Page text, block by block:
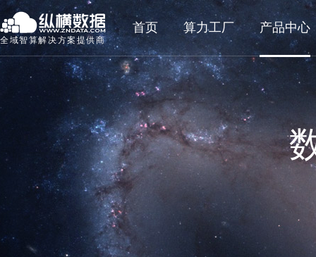
全域智算解决方案提供商
首页 算力工厂 产品中心